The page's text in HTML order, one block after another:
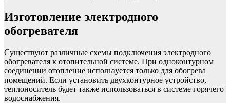
Изготовление электродного
обогревателя
Существуют различные схемы подключения электродного
обогревателя к отопительной системе. При одноконтурном
соединении отопление используется только для обогрева
помещений. Если установить двухконтурное устройство,
теплоноситель будет также использоваться в системе горячего
водоснабжения.